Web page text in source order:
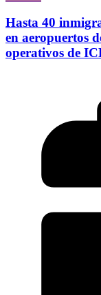
Hasta 40
en aeropuertos
operativos de